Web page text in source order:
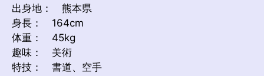
出身地： 熊本県
身長： 164cm
体重： 45kg
趣味： 美術
特技： 書道、空手